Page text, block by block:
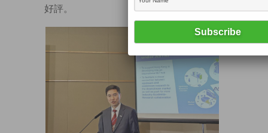
好評。